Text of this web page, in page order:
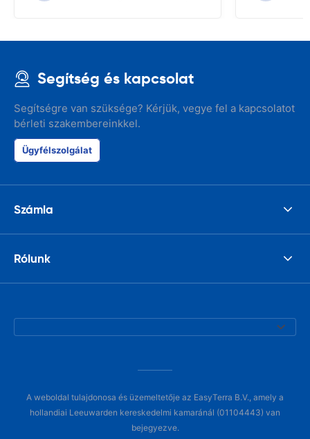
Segítség és kapcsolat
Segítségre van szüksége? Kérjük, vegye fel a kapcsolatot
bérleti szakembereinkkel.
Ügyfélszolgálat
Számla
Rólunk
A weboldal tulajdonosa és üzemeltetője az EasyTerra B.V., amely a
hollandiai Leeuwarden kereskedelmi kamaránál (01104443) van
bejegyezve.